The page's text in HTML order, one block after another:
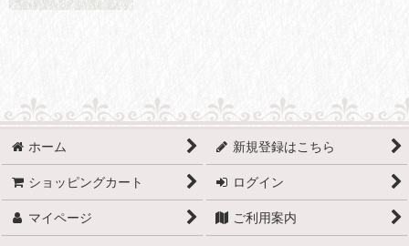
ホーム 新規登録はこちら
ショッピングカート ログイン
マイページ ご利用案内